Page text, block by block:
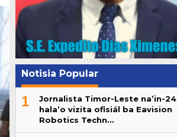
Notisia Popular
1
Jornalista Timor-Leste na’in-24
hala’o vizita ofisiál ba Eavision
Robotics Techn…